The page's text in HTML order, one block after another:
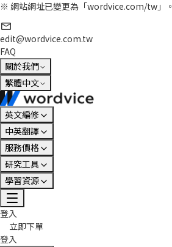
※ 網站網址已變更為「wordvice.com/tw」。
edit@wordvice.com.tw
FAQ
關於我們
繁體中文
英文編修
中英翻譯
服務價格
研究工具
學習資源
登入
立即下單
登入